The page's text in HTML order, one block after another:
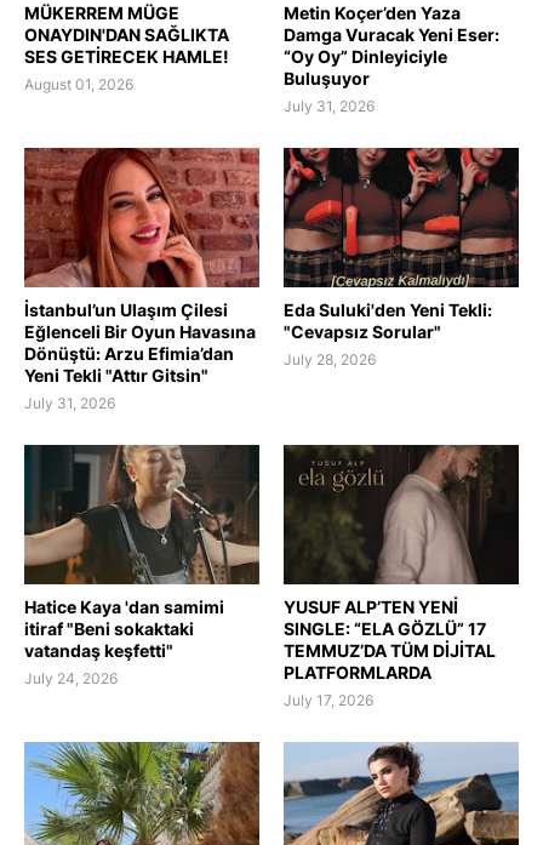
MÜKERREM MÜGE
ONAYDIN'DAN SAĞLIKTA
SES GETİRECEK HAMLE!
August 01, 2026
Metin Koçer’den Yaza
Damga Vuracak Yeni Eser:
“Oy Oy” Dinleyiciyle
Buluşuyor
July 31, 2026
İstanbul’un Ulaşım Çilesi
Eğlenceli Bir Oyun Havasına
Dönüştü: Arzu Efimia’dan
Yeni Tekli "Attır Gitsin"
July 31, 2026
Eda Suluki'den Yeni Tekli:
"Cevapsız Sorular"
July 28, 2026
Hatice Kaya 'dan samimi
itiraf "Beni sokaktaki
vatandaş keşfetti"
July 24, 2026
YUSUF ALP’TEN YENİ
SINGLE: “ELA GÖZLÜ” 17
TEMMUZ’DA TÜM DİJİTAL
PLATFORMLARDA
July 17, 2026